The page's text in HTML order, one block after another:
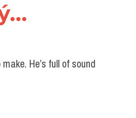
He’s full of sound